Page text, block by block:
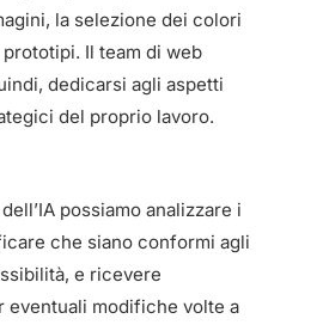
la selezione dei colori
Il team di web
dedicarsi agli aspetti
del proprio lavoro.
possiamo analizzare i
che siano conformi agli
e ricevere
eventuali modifiche volte a